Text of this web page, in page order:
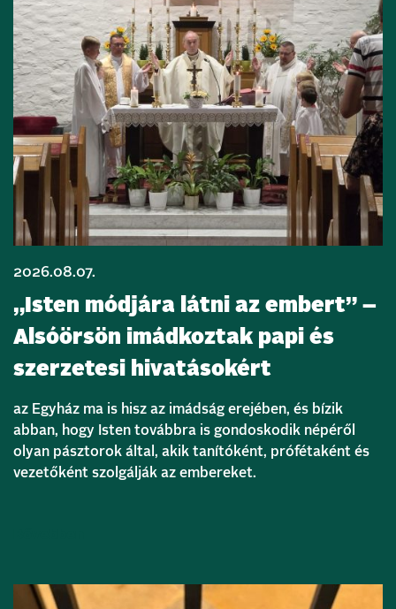
2026.08.07.
„Isten módjára látni az embert” –
Alsóörsön imádkoztak papi és
szerzetesi hivatásokért
az Egyház ma is hisz az imádság erejében, és bízik
abban, hogy Isten továbbra is gondoskodik népéről
olyan pásztorok által, akik tanítóként, prófétaként és
vezetőként szolgálják az embereket.